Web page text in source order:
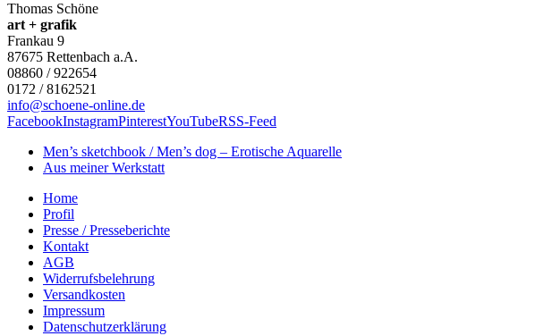
Thomas Schöne
art + grafik
Frankau 9
87675 Rettenbach a.A.
08860 / 922654
0172 / 8162521
info@schoene-online.de
FacebookInstagramPinterestYouTubeRSS-Feed
Men’s sketchbook / Men’s dog – Erotische Aquarelle
Aus meiner Werkstatt
Home
Profil
Presse / Presseberichte
Kontakt
AGB
Widerrufsbelehrung
Versandkosten
Impressum
Datenschutzerklärung